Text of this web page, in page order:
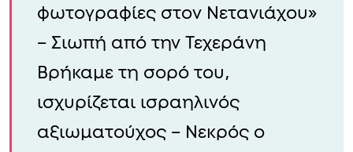
φωτογραφίες στον Νετανιάχου»
– Σιωπή από την Τεχεράνη
Βρήκαμε τη σορό του,
ισχυρίζεται ισραηλινός
αξιωματούχος – Nεκρός ο